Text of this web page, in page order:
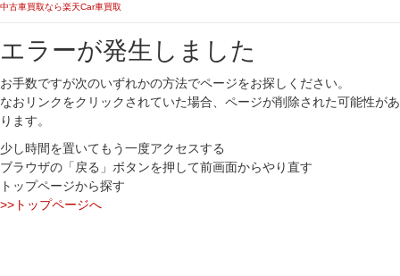
中古車買取なら楽天Car車買取
エラーが発生しました
お手数ですが次のいずれかの方法でページをお探しください。
なおリンクをクリックされていた場合、ページが削除された可能性があ
ります。
少し時間を置いてもう一度アクセスする
ブラウザの「戻る」ボタンを押して前画面からやり直す
トップページから探す
>>トップページへ